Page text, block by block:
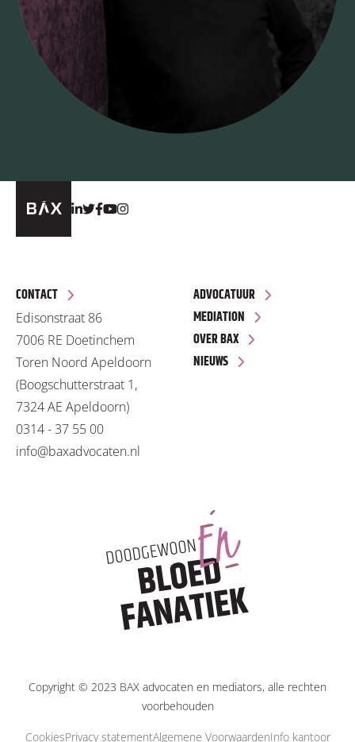
CONTACT
Edisonstraat 86
7006 RE Doetinchem
Toren Noord Apeldoorn
(Boogschutterstraat 1,
7324 AE Apeldoorn)
0314 - 37 55 00
info@baxadvocaten.nl
ADVOCATUUR
MEDIATION
OVER BAX
NIEUWS
Copyright © 2023 BAX advocaten en mediators, alle rechten
voorbehouden
CookiesPrivacy statementAlgemene VoorwaardenInfo kantoor